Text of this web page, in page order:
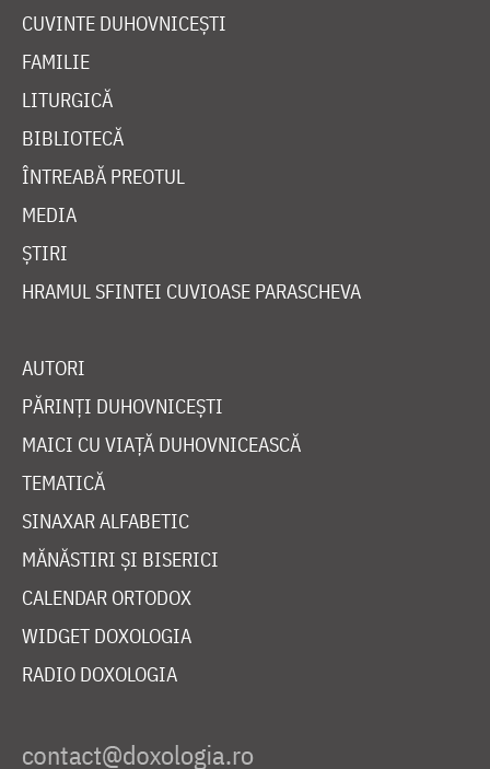
CUVINTE DUHOVNICEȘTI
FAMILIE
LITURGICĂ
BIBLIOTECĂ
ÎNTREABĂ PREOTUL
MEDIA
ȘTIRI
HRAMUL SFINTEI CUVIOASE PARASCHEVA
AUTORI
PĂRINȚI DUHOVNICEȘTI
MAICI CU VIAȚĂ DUHOVNICEASCĂ
TEMATICĂ
SINAXAR ALFABETIC
MĂNĂSTIRI ȘI BISERICI
CALENDAR ORTODOX
WIDGET DOXOLOGIA
RADIO DOXOLOGIA